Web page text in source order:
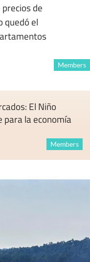
de
quedó el
Members
El Niño
para la economía
Members